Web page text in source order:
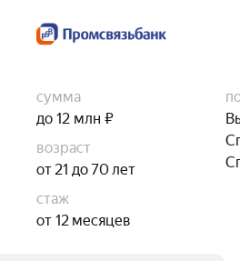
сумма
до 12 млн ₽
возраст
от 21 до 70 лет
стаж
от 12 месяцев